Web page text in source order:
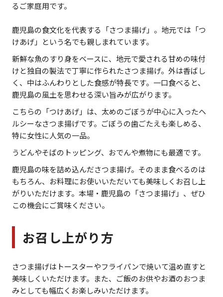
るご家庭用です。
鹿児島の食文化を代表する「さつま揚げ」。地元では「つ
けあげ」という名でも親しまれています。
新鮮な魚のすり身をベースに、地元で愛される甘めの味付
けと独自の製法で丁寧に作られたさつま揚げ。外は香ばし
く、中はふんわりとした食感が特長です。一口食べると、
鹿児島の風土を思わせる深い旨みが広がります。
こちらの「つけあげ」は、太めのごぼうが中心に入ったヘ
ルシーなさつま揚げです。ごぼうの歯ごたえも楽しめる、
特に女性に人気の一品。
うどんやそばのトッピング、おでんや煮物にも最適です。
鹿児島の味を詰め込んださつま揚げ。そのまま食べるのは
もちろん、お料理にお使いいただいても美味しくお召し上
がりいただけます。本場・鹿児島の「さつま揚げ」、ぜひ
この機会にご賞味ください。
お召し上がり方
さつま揚げはトースターやフライパンで焼いて温め直すと
美味しくいただけます。また、ご飯のお供やお酒のおつま
みとしても幅広くお楽しみいただけます。